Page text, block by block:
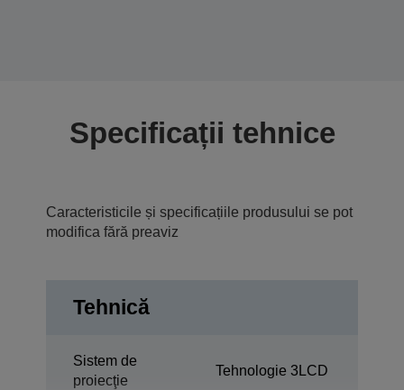
Specificații tehnice
Caracteristicile și specificațiile produsului se pot
modifica fără preaviz
Tehnică
Sistem de
proiecţie
Tehnologie 3LCD